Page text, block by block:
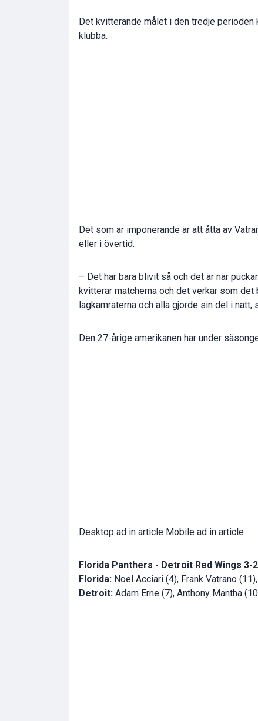
Det kvitterande målet i den tredje
klubba.
Det som är imponerande är att åtta av
eller i övertid.
– Det har bara blivit så och det är när
kvitterar matcherna och det verkar som
lagkamraterna och alla gjorde sin del i natt,
Den 27-årige amerikanen har under
Desktop ad in article Mobile ad in article
Florida Panthers - Detroit Red Wings
Florida: Noel Acciari (4), Frank Vatrano
Detroit: Adam Erne (7), Anthony Mantha